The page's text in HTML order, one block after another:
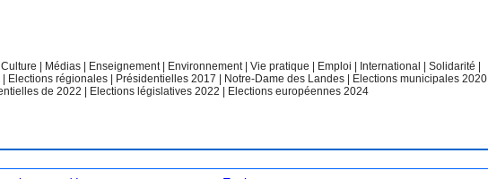
|Culture Médias Enseignement Environnement |Vie pratique Emploi International |Solidarité
Elections régionales Présidentielles 2017 Notre-Dame des Landes Elections municipales 2020
de 2022 Elections législatives 2022 Elections européennes 2024